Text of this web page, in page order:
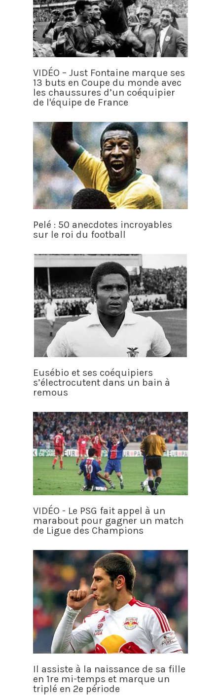
VIDÉO – Just Fontaine marque ses
13 buts en Coupe du monde avec
les chaussures d’un coéquipier
de l'équipe de France
Pelé : 50 anecdotes incroyables
sur le roi du football
Eusébio et ses coéquipiers
s’électrocutent dans un bain à
remous
VIDÉO - Le PSG fait appel à un
marabout pour gagner un match
de Ligue des Champions
Il assiste à la naissance de sa fille
en 1re mi-temps et marque un
triplé en 2e période